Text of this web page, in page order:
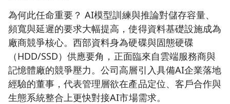
為何此任命重要？ AI模型訓練與推論對儲存容量、
頻寬與延遲的要求大幅提高，使得資料基礎設施成為
廠商競爭核心。西部資料身為硬碟與固態硬碟
（HDD/SSD）供應要角，正面臨來自雲端服務商與
記憶體廠的競爭壓力。公司高層引入具備AI企業落地
經驗的董事，代表管理層欲在產品定位、客戶合作與
生態系統整合上更快對接AI市場需求。